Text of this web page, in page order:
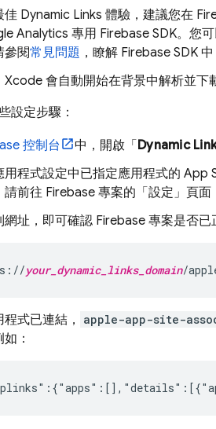
佳 Dynamic Links 體驗，建議您在
Analytics 專用 Firebase SDK。您
參閱常見問題 ，瞭解 Firebase SDK 中
Xcode 會自動開始在背景中解析並下
設定步驟：
控制台 中，開啟「 Dynamic
用程式設定中已指定應用程式的 App
前往 Firebase 專案的「設定」 頁面
網址，即可確認 Firebase 專案是否
your_dynamic_links_domain/
式已連結， apple-app-site-
：